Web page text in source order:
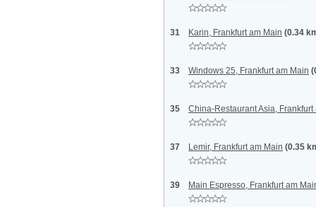
31 Karin, Frankfurt am Main (0.34
33 Windows 25, Frankfurt am Main
35 China-Restaurant Asia, Frankfurt
37 Lemir, Frankfurt am Main (0.35
39 Main Espresso, Frankfurt am